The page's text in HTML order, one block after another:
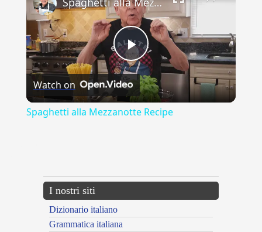
Play
Video
Watch on
Spaghetti alla Mezzanotte Recipe
I nostri siti
Dizionario italiano
Grammatica italiana